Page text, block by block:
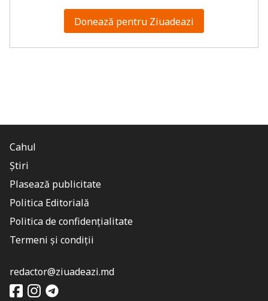
Donează pentru Ziuadeazi
Cahul
Știri
Plasează publicitate
Politica Editorială
Politica de confidențialitate
Termeni și condiții
redactor@ziuadeazi.md